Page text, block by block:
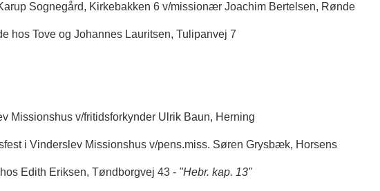
Sognegård, Kirkebakken 6 v/missionær Joachim Bertelsen, Rønde
hos Tove og Johannes Lauritsen, Tulipanvej 7
Missionshus v/fritidsforkynder Ulrik Baun, Herning
i Vinderslev Missionshus v/pens.miss. Søren Grysbæk, Horsens
Edith Eriksen, Tøndborgvej 43 - "Hebr. kap. 13"